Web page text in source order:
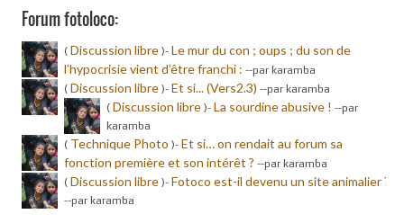
Forum fotoloco:
( Discussion libre )- Le mur du con ; oups ; du son de
l’hypocrisie vient d’être franchi : --par karamba
( Discussion libre )- Et si... (Vers2.3) --par karamba
( Discussion libre )- La sourdine abusive ! --par
karamba
( Technique Photo )- Et si… on rendait au forum sa
fonction première et son intérêt ? --par karamba
( Discussion libre )- Fotoco est-il devenu un site animalier ?
--par karamba